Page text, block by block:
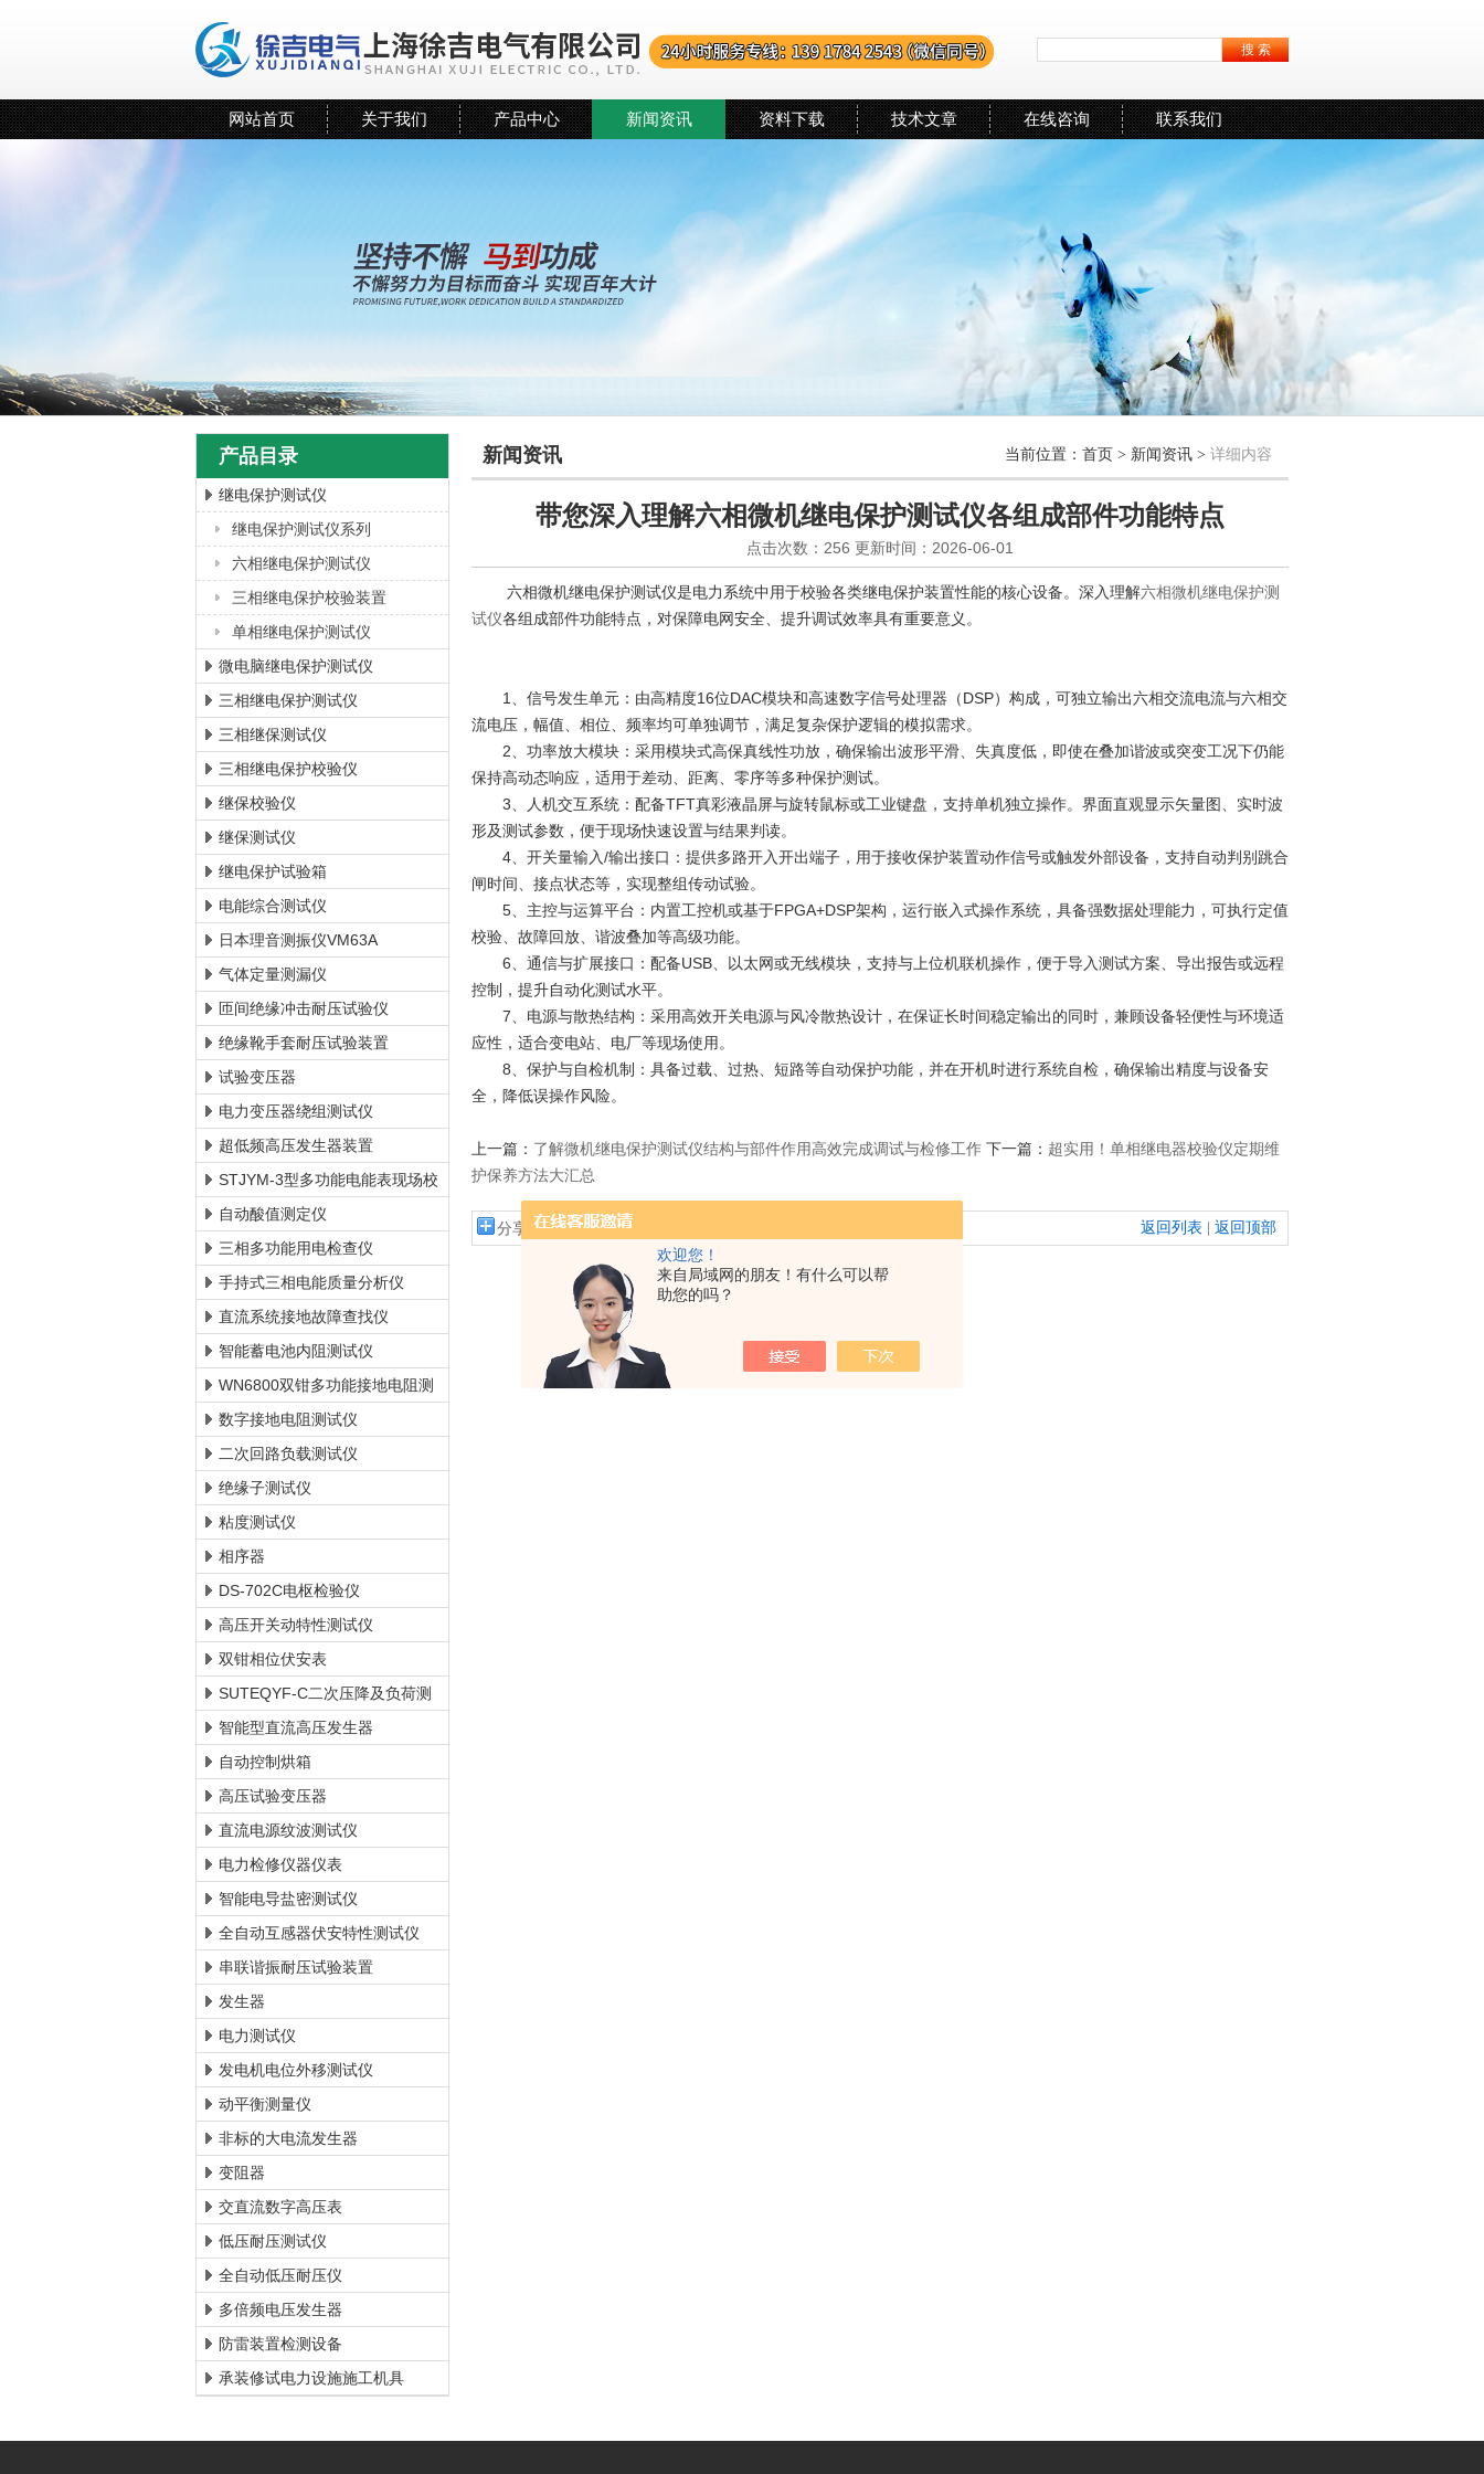
欢迎您！
来自局域网的朋友！有什么可以帮
助您的吗？
上海徐吉电气有限公司
网站首页 关于我们 产品中心 新闻资讯 资料下载 技术文章 在线咨询 联系我们
产品目录
继电保护测试仪
继电保护测试仪系列
六相继电保护测试仪
三相继电保护校验装置
单相继电保护测试仪
微电脑继电保护测试仪
三相继电保护测试仪
三相继保测试仪
三相继电保护校验仪
继保校验仪
继保测试仪
继电保护试验箱
电能综合测试仪
日本理音测振仪VM63A
气体定量测漏仪
匝间绝缘冲击耐压试验仪
绝缘靴手套耐压试验装置
试验变压器
电力变压器绕组测试仪
超低频高压发生器装置
STJYM-3型多功能电能表现场校
验仪
自动酸值测定仪
三相多功能用电检查仪
手持式三相电能质量分析仪
直流系统接地故障查找仪
智能蓄电池内阻测试仪
WN6800双钳多功能接地电阻测
试仪
数字接地电阻测试仪
二次回路负载测试仪
绝缘子测试仪
粘度测试仪
相序器
DS-702C电枢检验仪
高压开关动特性测试仪
双钳相位伏安表
SUTEQYF-C二次压降及负荷测
试仪
智能型直流高压发生器
自动控制烘箱
高压试验变压器
直流电源纹波测试仪
电力检修仪器仪表
智能电导盐密测试仪
全自动互感器伏安特性测试仪
串联谐振耐压试验装置
发生器
电力测试仪
发电机电位外移测试仪
动平衡测量仪
非标的大电流发生器
变阻器
交直流数字高压表
低压耐压测试仪
全自动低压耐压仪
多倍频电压发生器
防雷装置检测设备
承装修试电力设施施工机具
新闻资讯 当前位置： 首页 > 新闻资讯 > 详细内容
带您深入理解六相微机继电保护测试仪各组成部件功能特点
点击次数：256 更新时间：2026-06-01
六相微机继电保护测试仪是电力系统中用于校验各类继电保护装置性能的核心设备。深入理解六相微机继电保护测
试仪各组成部件功能特点，对保障电网安全、提升调试效率具有重要意义。
1、信号发生单元：由高精度16位DAC模块和高速数字信号处理器（DSP）构成，可独立输出六相交流电流与六相交
流电压，幅值、相位、频率均可单独调节，满足复杂保护逻辑的模拟需求。
2、功率放大模块：采用模块式高保真线性功放，确保输出波形平滑、失真度低，即使在叠加谐波或突变工况下仍能
保持高动态响应，适用于差动、距离、零序等多种保护测试。
3、人机交互系统：配备TFT真彩液晶屏与旋转鼠标或工业键盘，支持单机独立操作。界面直观显示矢量图、实时波
形及测试参数，便于现场快速设置与结果判读。
4、开关量输入/输出接口：提供多路开入开出端子，用于接收保护装置动作信号或触发外部设备，支持自动判别跳合
闸时间、接点状态等，实现整组传动试验。
5、主控与运算平台：内置工控机或基于FPGA+DSP架构，运行嵌入式操作系统，具备强数据处理能力，可执行定值
校验、故障回放、谐波叠加等高级功能。
6、通信与扩展接口：配备USB、以太网或无线模块，支持与上位机联机操作，便于导入测试方案、导出报告或远程
控制，提升自动化测试水平。
7、电源与散热结构：采用高效开关电源与风冷散热设计，在保证长时间稳定输出的同时，兼顾设备轻便性与环境适
应性，适合变电站、电厂等现场使用。
8、保护与自检机制：具备过载、过热、短路等自动保护功能，并在开机时进行系统自检，确保输出精度与设备安
全，降低误操作风险。
上一篇： 了解微机继电保护测试仪结构与部件作用高效完成调试与检修工作 下一篇： 超实用！单相继电器校验仪定期维
护保养方法大汇总
分享到： 返回列表 返回顶部